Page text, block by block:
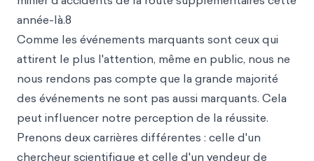
année-là.8
Comme les événements marquants sont ceux qui
attirent le plus l'attention, même en public, nous ne
nous rendons pas compte que la grande majorité
des événements ne sont pas aussi marquants. Cela
peut influencer notre perception de la réussite.
Prenons deux carrières différentes : celle d'un
chercheur scientifique et celle d'un vendeur de